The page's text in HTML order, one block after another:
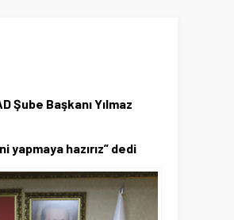
Şube Başkanı Yılmaz
hazırız” dedi